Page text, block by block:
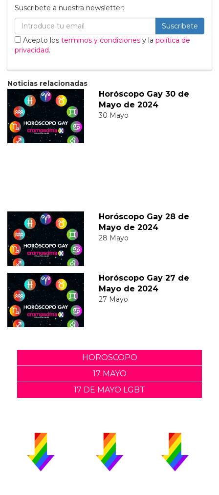
Suscribete a nuestra newsletter:
Suscribete
Acepto los terminos y condiciones y la política de
privacidad.
Noticias relacionadas
Horóscopo Gay 30 de
Mayo de 2024
30 Mayo
Horóscopo Gay 28 de
Mayo de 2024
28 Mayo
Horóscopo Gay 27 de
Mayo de 2024
27 Mayo
HOROSCOPO
17 MAYO
17 DE MAYO LGBT